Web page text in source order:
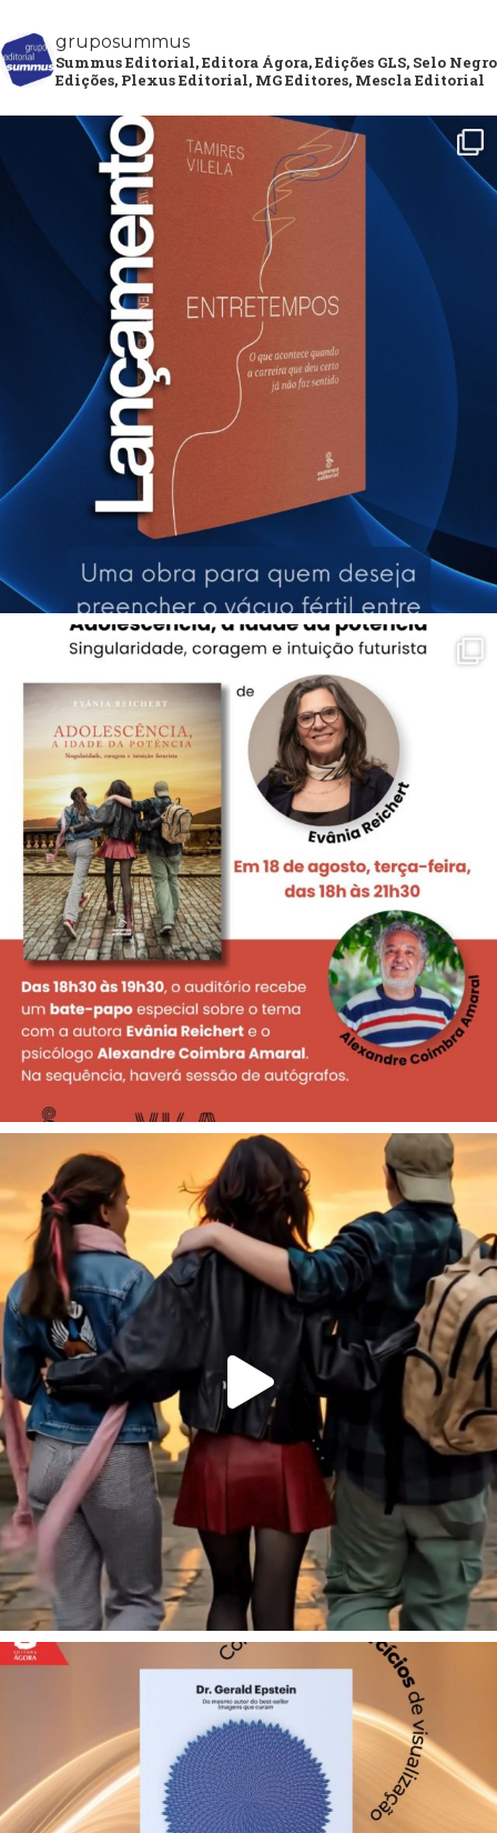
gruposummus
Summus Editorial, Editora Ágora, Edições GLS, Selo Negro
Edições, Plexus Editorial, MG Editores, Mescla Editorial